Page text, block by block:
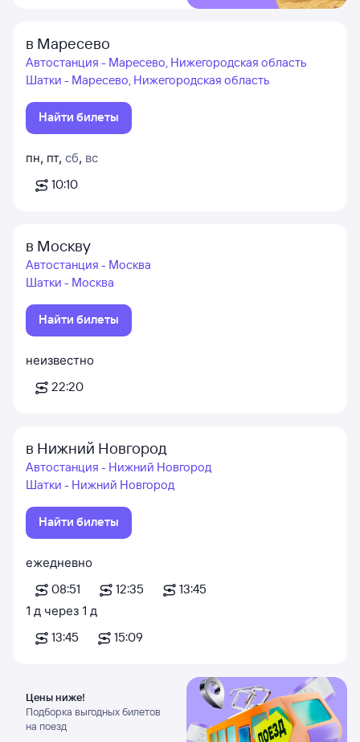
в Маресево
Автостанция - Маресево, Нижегородская область
Шатки - Маресево, Нижегородская область
Найти билеты
пн, пт, сб, вс
10:10
в Москву
Автостанция - Москва
Шатки - Москва
Найти билеты
неизвестно
22:20
в Нижний Новгород
Автостанция - Нижний Новгород
Шатки - Нижний Новгород
Найти билеты
ежедневно
08:51
12:35
13:45
1 д через 1 д
13:45
15:09
Цены ниже!
Подборка выгодных билетов
на поезд